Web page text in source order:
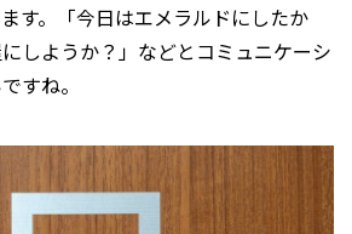
す。「今日はエメラルドにしたか
しようか？」などとコミュニケーシ
すね。